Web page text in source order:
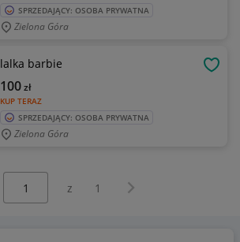
SPRZEDAJĄCY: OSOBA PRYWATNA
Zielona Góra
lalka barbie
KUP TERAZ
100zł
SPRZEDAJĄCY: OSOBA PRYWATNA
Zielona Góra
z 1 Następna strona